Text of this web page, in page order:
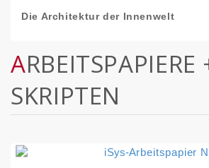
Die Architektur der Innenwelt
ARBEITSPAPIERE +
SKRIPTEN